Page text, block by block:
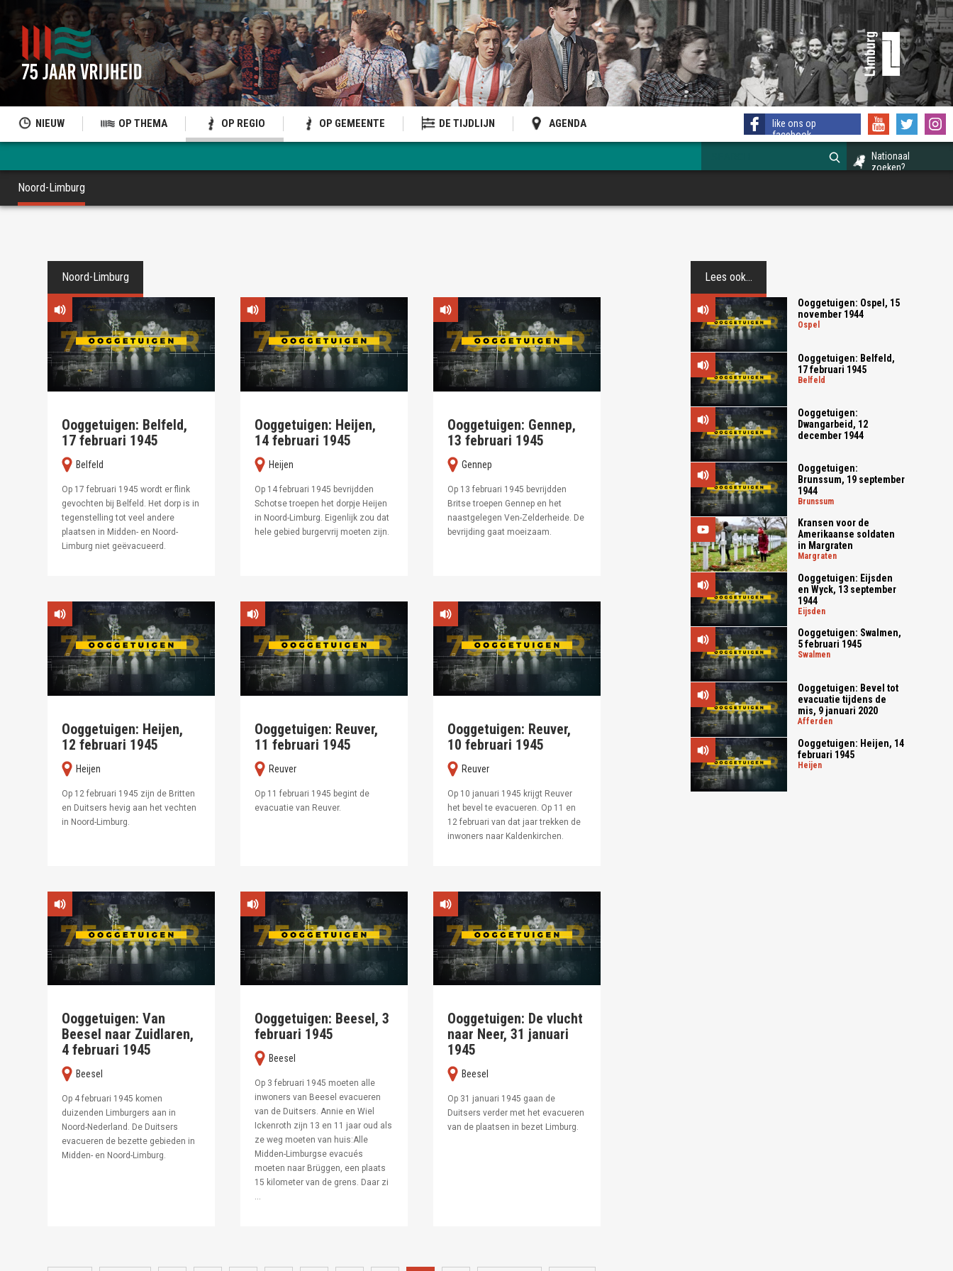
like ons op
facebook
NIEUW OP THEMA OP REGIO OP GEMEENTE DE TIJDLIJN AGENDA
Nationaal
zoeken?
Noord-Limburg
Noord-Limburg
Ooggetuigen: Belfeld,
17 februari 1945
Belfeld
Op 17 februari 1945 wordt er flink
gevochten bij Belfeld. Het dorp is in
tegenstelling tot veel andere
plaatsen in Midden- en Noord-
Limburg niet geëvacueerd.
Ooggetuigen: Heijen,
14 februari 1945
Heijen
Op 14 februari 1945 bevrijdden
Schotse troepen het dorpje Heijen
in Noord-Limburg. Eigenlijk zou dat
hele gebied burgervrij moeten zijn.
Ooggetuigen: Gennep,
13 februari 1945
Gennep
Op 13 februari 1945 bevrijdden
Britse troepen Gennep en het
naastgelegen Ven-Zelderheide. De
bevrijding gaat moeizaam.
Ooggetuigen: Heijen,
12 februari 1945
Heijen
Op 12 februari 1945 zijn de Britten
en Duitsers hevig aan het vechten
in Noord-Limburg.
Ooggetuigen: Reuver,
11 februari 1945
Reuver
Op 11 februari 1945 begint de
evacuatie van Reuver.
Ooggetuigen: Reuver,
10 februari 1945
Reuver
Op 10 januari 1945 krijgt Reuver
het bevel te evacueren. Op 11 en
12 februari van dat jaar trekken de
inwoners naar Kaldenkirchen.
Ooggetuigen: Van
Beesel naar Zuidlaren,
4 februari 1945
Beesel
Op 4 februari 1945 komen
duizenden Limburgers aan in
Noord-Nederland. De Duitsers
evacueren de bezette gebieden in
Midden- en Noord-Limburg.
Ooggetuigen: Beesel, 3
februari 1945
Beesel
Op 3 februari 1945 moeten alle
inwoners van Beesel evacueren
van de Duitsers. Annie en Wiel
Ickenroth zijn 13 en 11 jaar oud als
ze weg moeten van huis:Alle
Midden-Limburgse evacués
moeten naar Brüggen, een plaats
15 kilometer van de grens. Daar zi
...
Ooggetuigen: De vlucht
naar Neer, 31 januari
1945
Beesel
Op 31 januari 1945 gaan de
Duitsers verder met het evacueren
van de plaatsen in bezet Limburg.
Lees ook...
Ooggetuigen: Ospel, 15
november 1944
ospel
Ooggetuigen: Belfeld,
17 februari 1945
belfeld
Ooggetuigen:
Dwangarbeid, 12
december 1944
Ooggetuigen:
Brunssum, 19 september
1944
brunssum
Kransen voor de
Amerikaanse soldaten
in Margraten
margraten
Ooggetuigen: Eijsden
en Wyck, 13 september
1944
eijsden
Ooggetuigen: Swalmen,
5 februari 1945
swalmen
Ooggetuigen: Bevel tot
evacuatie tijdens de
mis, 9 januari 2020
afferden
Ooggetuigen: Heijen, 14
februari 1945
heijen